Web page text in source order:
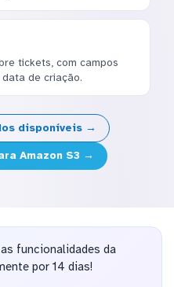
tickets, com campos
de criação.
disponíveis →
Amazon S3 →
funcionalidades da
por 14 dias!